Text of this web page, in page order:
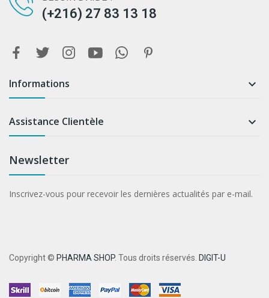
(+216) 27 83 13 18
Informations 
Assistance Clientèle 
Newsletter
Inscrivez-vous pour recevoir les dernières actualités par e-mail.
Copyright © PHARMA SHOP. Tous droits réservés. DIGIT-U